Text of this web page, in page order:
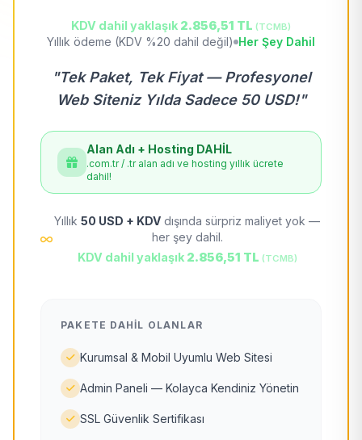
KDV dahil yaklaşık 2.856,51 TL (TCMB)
Yıllık ödeme (KDV %20 dahil değil) Her Şey Dahil
"Tek Paket, Tek Fiyat — Profesyonel
Web Siteniz Yılda Sadece 50 USD!"
Alan Adı + Hosting DAHİL
.com.tr / .tr alan adı ve hosting yıllık ücrete
dahil!
Yıllık 50 USD + KDV dışında sürpriz maliyet yok —
her şey dahil.
KDV dahil yaklaşık 2.856,51 TL (TCMB)
PAKETE DAHIL OLANLAR
Kurumsal & Mobil Uyumlu Web Sitesi
Admin Paneli — Kolayca Kendiniz Yönetin
SSL Güvenlik Sertifikası